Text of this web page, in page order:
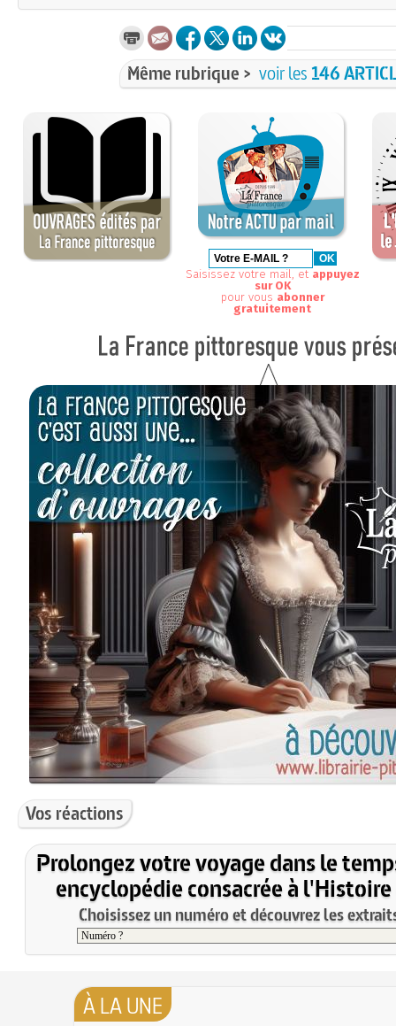
Même rubrique > voir les 146
Saisissez votre mail, et appuyez
sur OK
pour vous abonner
gratuitement
Vos réactions
Prolongez votre voyage dans le
encyclopédie consacrée à l'Histoire
Choisissez un numéro et découvrez les
À LA UNE